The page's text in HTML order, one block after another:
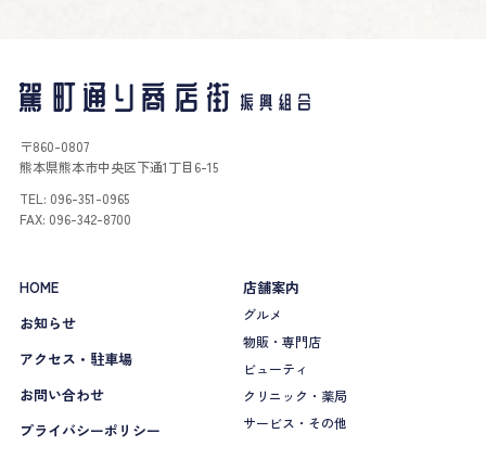
〒860-0807
熊本県熊本市中央区下通1丁目6-15
TEL: 096-351-0965
FAX: 096-342-8700
HOME
お知らせ
アクセス・駐車場
お問い合わせ
プライバシーポリシー
店舗案内
グルメ
物販・専門店
ビューティ
クリニック・薬局
サービス・その他